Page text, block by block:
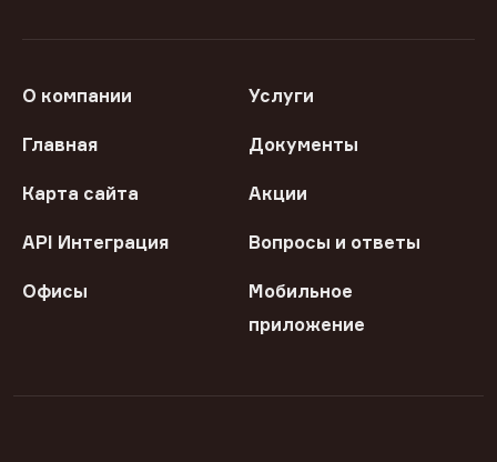
О компании Услуги
Главная Документы
Карта сайта Акции
API Интеграция Вопросы и ответы
Офисы
Мобильное
приложение